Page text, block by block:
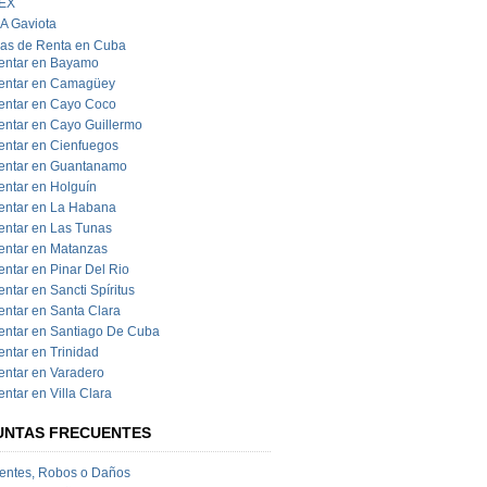
Gaviota
de Renta en Cuba
en Bayamo
en Camagüey
en Cayo Coco
en Cayo Guillermo
en Cienfuegos
en Guantanamo
en Holguín
en La Habana
en Las Tunas
en Matanzas
en Pinar Del Rio
en Sancti Spíritus
en Santa Clara
en Santiago De Cuba
en Trinidad
en Varadero
en Villa Clara
FRECUENTES
Robos o Daños